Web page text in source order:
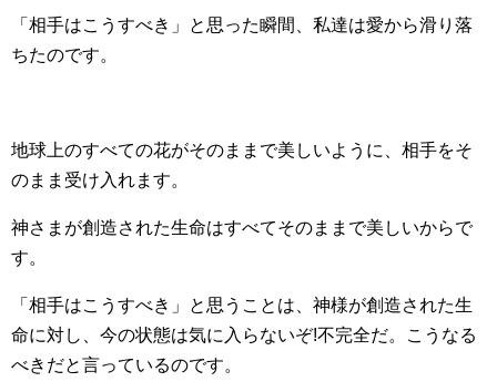
「相手はこうすべき」と思った瞬間、私達は愛から滑り落
ちたのです。
地球上のすべての花がそのままで美しいように、相手をそ
のまま受け入れます。
神さまが創造された生命はすべてそのままで美しいからで
す。
「相手はこうすべき」と思うことは、神様が創造された生
命に対し、今の状態は気に入らないぞ!不完全だ。こうなる
べきだと言っているのです。